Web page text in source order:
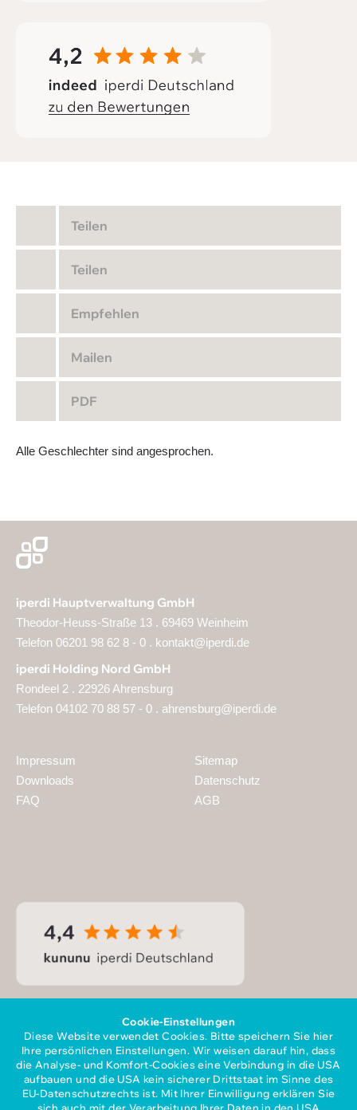
Cookie-Einstellungen
Diese Website verwendet Cookies. Bitte speichern Sie hier
Ihre persönlichen Einstellungen. Wir weisen darauf hin, dass
die Analyse- und Komfort-Cookies eine Verbindung in die USA
aufbauen und die USA kein sicherer Drittstaat im Sinne des
EU-Datenschutzrechts ist. Mit Ihrer Einwilligung erklären Sie
Teilen
Teilen
Empfehlen
Mailen
PDF
Alle Geschlechter sind angesprochen.
iperdi Hauptverwaltung GmbH
Theodor-Heuss-Straße 13 . 69469 Weinheim
Telefon 06201 98 62 8 - 0 . kontakt@iperdi.de
iperdi Holding Nord GmbH
Rondeel 2 . 22926 Ahrensburg
Telefon 04102 70 88 57 - 0 . ahrensburg@iperdi.de
Impressum
Downloads
FAQ
Sitemap
Datenschutz
AGB